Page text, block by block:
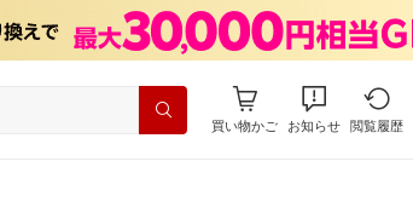
買い物かご お知らせ 閲覧履歴